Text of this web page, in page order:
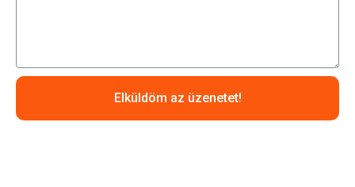
Elküldöm az üzenetet!